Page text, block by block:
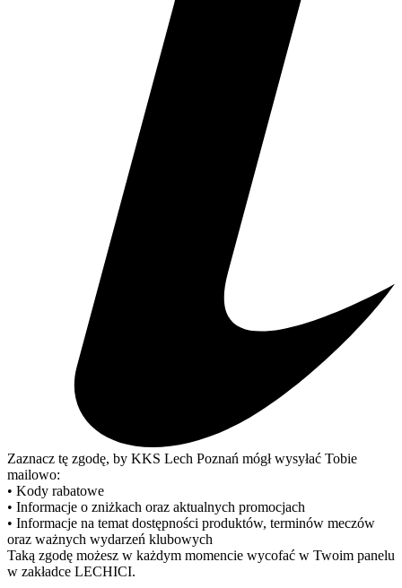
Zaznacz tę zgodę, by KKS Lech Poznań mógł wysyłać Tobie
mailowo:
• Kody rabatowe
• Informacje o zniżkach oraz aktualnych promocjach
• Informacje na temat dostępności produktów, terminów meczów
oraz ważnych wydarzeń klubowych
Taką zgodę możesz w każdym momencie wycofać w Twoim panelu
w zakładce LECHICI.